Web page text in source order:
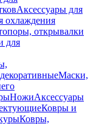
Аксессуары для
охлаждения
открывалки
для
Маски,
НожиАксессуары
Ковры и
Ковры,